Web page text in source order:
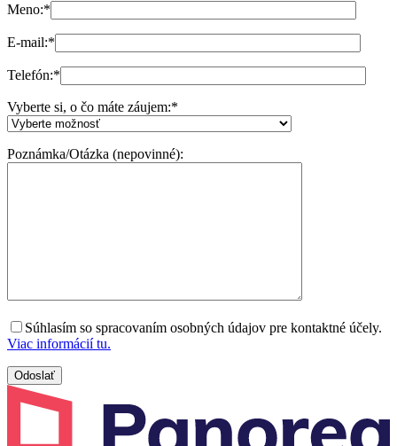
Meno:*
E-mail:*
Telefón:*
Vyberte si, o čo máte záujem:*
Poznámka/Otázka (nepovinné):
Súhlasím so spracovaním osobných údajov pre kontaktné účely.
Viac informácií tu.